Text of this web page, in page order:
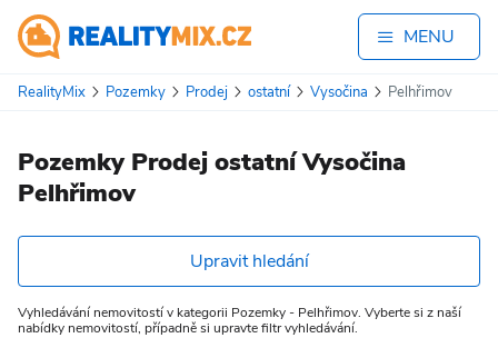
MENU
RealityMix Pozemky Prodej ostatní Vysočina Pelhřimov
Pozemky Prodej ostatní Vysočina
Pelhřimov
Upravit hledání
Vyhledávání nemovitostí v kategorii Pozemky - Pelhřimov. Vyberte si z naší
nabídky nemovitostí, případně si upravte filtr vyhledávání.